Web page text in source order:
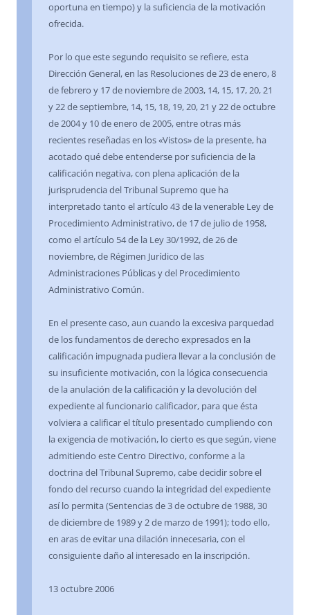
oportuna en tiempo) y la suficiencia de la motivación
ofrecida.
Por lo que este segundo requisito se refiere, esta
Dirección General, en las Resoluciones de 23 de enero, 8
de febrero y 17 de noviembre de 2003, 14, 15, 17, 20, 21
y 22 de septiembre, 14, 15, 18, 19, 20, 21 y 22 de octubre
de 2004 y 10 de enero de 2005, entre otras más
recientes reseñadas en los «Vistos» de la presente, ha
acotado qué debe entenderse por suficiencia de la
calificación negativa, con plena aplicación de la
jurisprudencia del Tribunal Supremo que ha
interpretado tanto el artículo 43 de la venerable Ley de
Procedimiento Administrativo, de 17 de julio de 1958,
como el artículo 54 de la Ley 30/1992, de 26 de
noviembre, de Régimen Jurídico de las
Administraciones Públicas y del Procedimiento
Administrativo Común.
En el presente caso, aun cuando la excesiva parquedad
de los fundamentos de derecho expresados en la
calificación impugnada pudiera llevar a la conclusión de
su insuficiente motivación, con la lógica consecuencia
de la anulación de la calificación y la devolución del
expediente al funcionario calificador, para que ésta
volviera a calificar el título presentado cumpliendo con
la exigencia de motivación, lo cierto es que según, viene
admitiendo este Centro Directivo, conforme a la
doctrina del Tribunal Supremo, cabe decidir sobre el
fondo del recurso cuando la integridad del expediente
así lo permita (Sentencias de 3 de octubre de 1988, 30
de diciembre de 1989 y 2 de marzo de 1991); todo ello,
en aras de evitar una dilación innecesaria, con el
consiguiente daño al interesado en la inscripción.
13 octubre 2006